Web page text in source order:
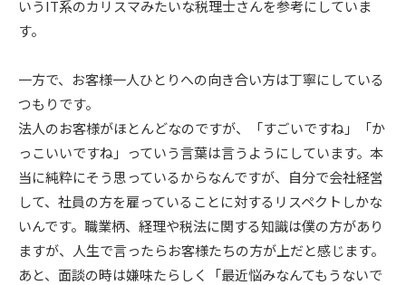
いうIT系のカリスマみたいな税理士さんを参考にしていま
す。
一方で、お客様一人ひとりへの向き合い方は丁寧にしている
つもりです。
法人のお客様がほとんどなのですが、「すごいですね」「か
っこいいですね」っていう言葉は言うようにしています。本
当に純粋にそう思っているからなんですが、自分で会社経営
して、社員の方を雇っていることに対するリスペクトしかな
いんです。職業柄、経理や税法に関する知識は僕の方があり
ますが、人生で言ったらお客様たちの方が上だと感じます。
あと、面談の時は嫌味たらしく「最近悩みなんてもうないで